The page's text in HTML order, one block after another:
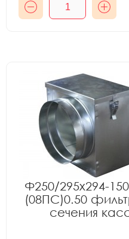
Ф250/295x294-
(08ПС)0.50
сечения